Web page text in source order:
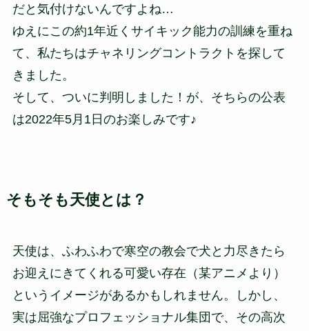
だと気付けないんですよね…
ゆえにこの約1年近くサイキック能力の訓練を重ね
て、私たちはチャネリングコントラクトを探して
きました。
そして、ついに判明しました！が、そちらの公表
は2022年5月1日のお楽しみです♪
そもそも天使とは？
天使は、ふわふわで寒空の教会で犬と力尽きたら
お迎えにきてくれる可愛い存在（某アニメより）
というイメージがあるかもしれません。しかし、
実は屈強なプロフェッショナル集団で、その高次